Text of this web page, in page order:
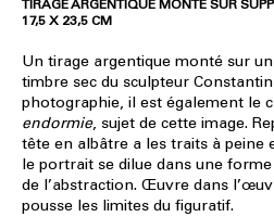
TIRAGE ARGENTIQUE MONTÉ SUR
17,5 X 23,5 CM
Un tirage argentique monté sur
timbre sec du sculpteur
photographie, il est également le
endormie, sujet de cette image.
tête en albâtre a les traits à peine
le portrait se dilue dans une
de l’abstraction. Œuvre dans
pousse les limites du figuratif.